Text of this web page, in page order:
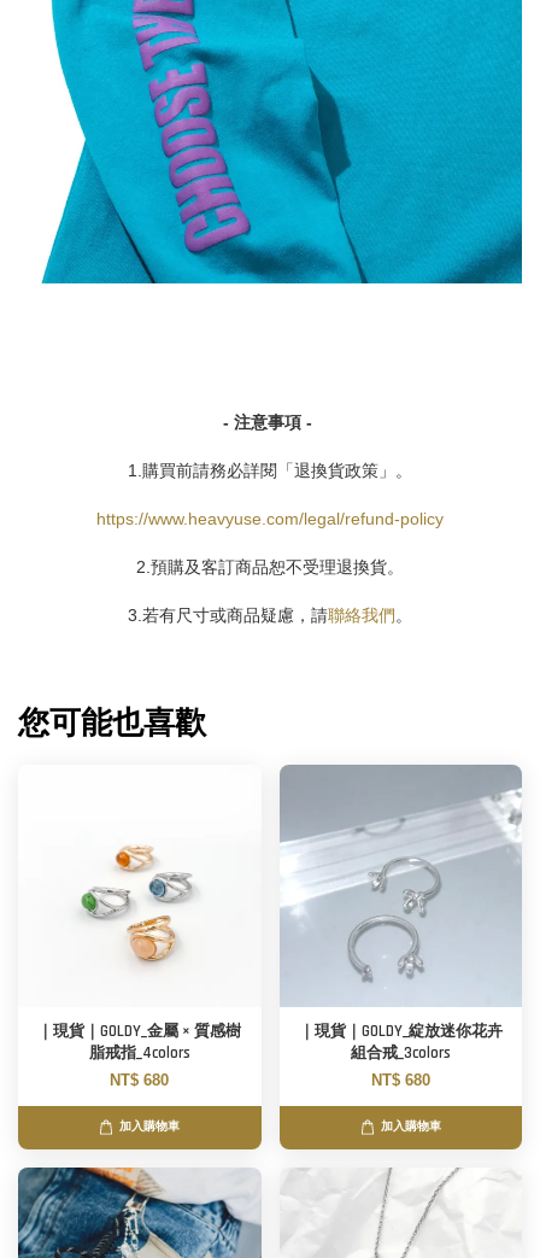
- 注意事項 -
1.購買前請務必詳閱「退換貨政策」。
https://www.heavyuse.com/legal/refund-policy
2.預購及客訂商品恕不受理退換貨。
3.若有尺寸或商品疑慮，請聯絡我們。
您可能也喜歡
｜現貨｜GOLDY_金屬 × 質感樹
脂戒指_4colors
NT$ 680
加入購物車
｜現貨｜GOLDY_綻放迷你花卉
組合戒_3colors
NT$ 680
加入購物車